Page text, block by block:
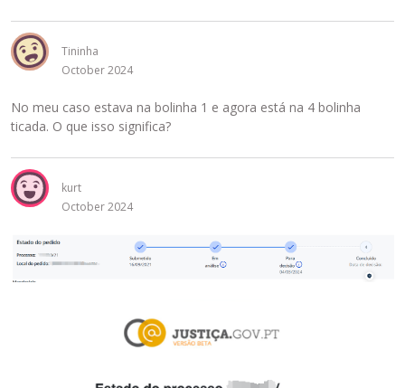
Tininha
October 2024
No meu caso estava na bolinha 1 e agora está na 4 bolinha
ticada. O que isso significa?
kurt
October 2024